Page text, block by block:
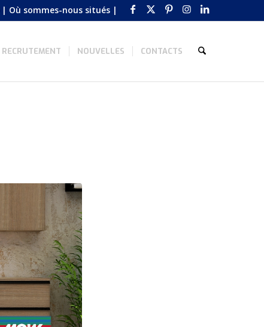
| Où sommes-nous situés |
RECRUTEMENT NOUVELLES CONTACTS